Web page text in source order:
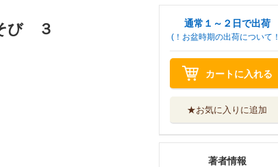
び ３ 通常１～２日で出荷
(！お盆時期の出荷について
カートに入れる
★お気に入りに追加
著者情報